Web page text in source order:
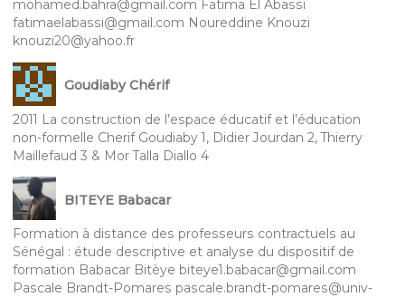
mohamed.bahra@gmail.com Fatima El Abassi
fatimaelabassi@gmail.com Noureddine Knouzi
knouzi20@yahoo.fr
Goudiaby Chérif
2011 La construction de l’espace éducatif et l’éducation
non-formelle Cherif Goudiaby 1, Didier Jourdan 2, Thierry
Maillefaud 3 & Mor Talla Diallo 4
BITEYE Babacar
Formation à distance des professeurs contractuels au
Sénégal : étude descriptive et analyse du dispositif de
formation Babacar Bitèye biteye1.babacar@gmail.com
Pascale Brandt-Pomares pascale.brandt-pomares@univ-